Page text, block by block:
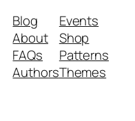
Blog
About
FAQs
Authors
Events
Shop
Patterns
Themes